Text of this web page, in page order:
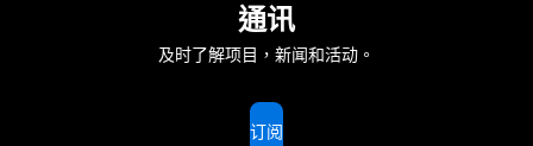
通讯
及时了解项目，新闻和活动。
订阅